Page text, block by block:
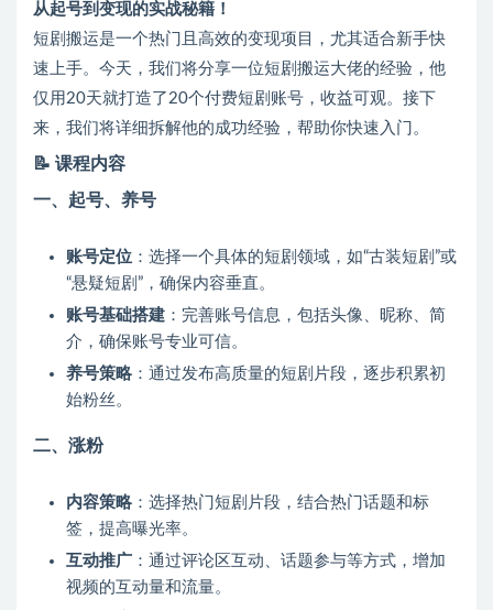
从起号到变现的实战秘籍！
短剧搬运是一个热门且高效的变现项目，尤其适合新手快
速上手。今天，我们将分享一位短剧搬运大佬的经验，他
仅用20天就打造了20个付费短剧账号，收益可观。接下
来，我们将详细拆解他的成功经验，帮助你快速入门。
📝 课程内容
一、起号、养号
账号定位 ：选择一个具体的短剧领域，如“古装短剧”或
“悬疑短剧”，确保内容垂直。
账号基础搭建 ：完善账号信息，包括头像、昵称、简
介，确保账号专业可信。
养号策略 ：通过发布高质量的短剧片段，逐步积累初
始粉丝。
二、涨粉
内容策略 ：选择热门短剧片段，结合热门话题和标
签，提高曝光率。
互动推广 ：通过评论区互动、话题参与等方式，增加
视频的互动量和流量。